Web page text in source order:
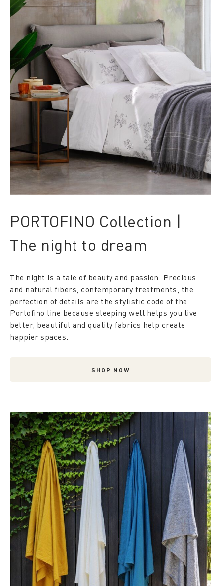
PORTOFINO Collection |
The night to dream
The night is a tale of beauty and passion. Precious
and natural fibers, contemporary treatments, the
perfection of details are the stylistic code of the
Portofino line because sleeping well helps you live
better, beautiful and quality fabrics help create
happier spaces.
SHOP NOW